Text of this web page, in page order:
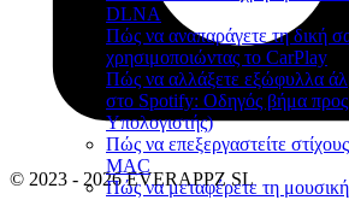
DLNA
Πώς να αναπαράγετε τη δική
χρησιμοποιώντας το CarPlay
Πώς να αλλάξετε εξώφυλλα
στο Spotify: Οδηγός βήμα προς
Υπολογιστής)
Πώς να επεξεργαστείτε
MAC
Πώς να μεταφέρετε τη
© 2023 - 2026 EVERAPPZ SL